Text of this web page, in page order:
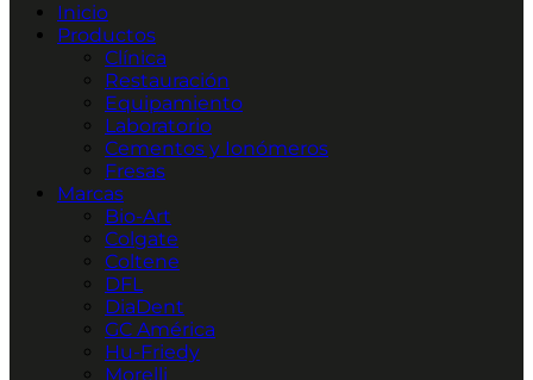
Inicio
Productos
Clínica
Restauración
Equipamiento
Laboratorio
Cementos y Ionómeros
Fresas
Marcas
Bio-Art
Colgate
Coltene
DFL
DiaDent
GC América
Hu-Friedy
Morelli